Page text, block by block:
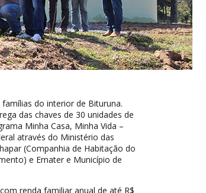
do interior de Bituruna.
das chaves de 30 unidades de
Minha Casa, Minha Vida –
através do Ministério das
(Companhia de Habitação do
e Emater e Município de
renda familiar anual de até R$